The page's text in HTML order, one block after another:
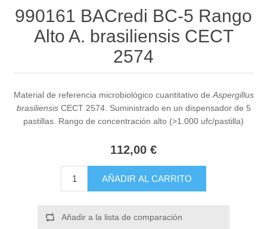
990161 BACredi BC-5 Rango
Alto A. brasiliensis CECT
2574
Material de referencia microbiológico cuantitativo de Aspergillus
brasiliensisCECT 2574. Suministrado en un dispensador de 5
pastillas. Rango de concentración alto (>1.000 ufc/pastilla)
112,00 €
AÑADIR AL CARRITO
Añadir a la lista de comparación